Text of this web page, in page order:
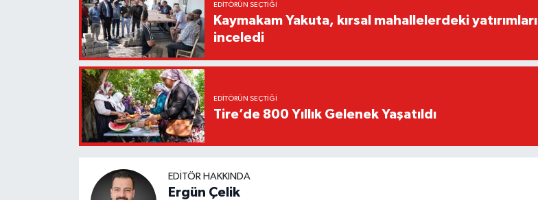
EDITÖRÜN SEÇTIĞI
Kaymakam Yakuta, kırsal mahallelerdeki yatırımları
inceledi
EDITÖRÜN SEÇTIĞI
Tire’de 800 Yıllık Gelenek Yaşatıldı
EDITÖR HAKKINDA
Ergün Çelik